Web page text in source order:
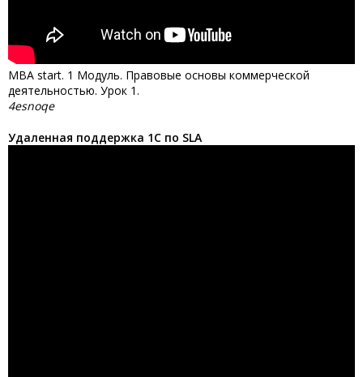
MBA start. 1 Модуль. Правовые основы коммерческой
деятельностью. Урок 1.
4esnoqe
Удаленная поддержка 1С по SLA